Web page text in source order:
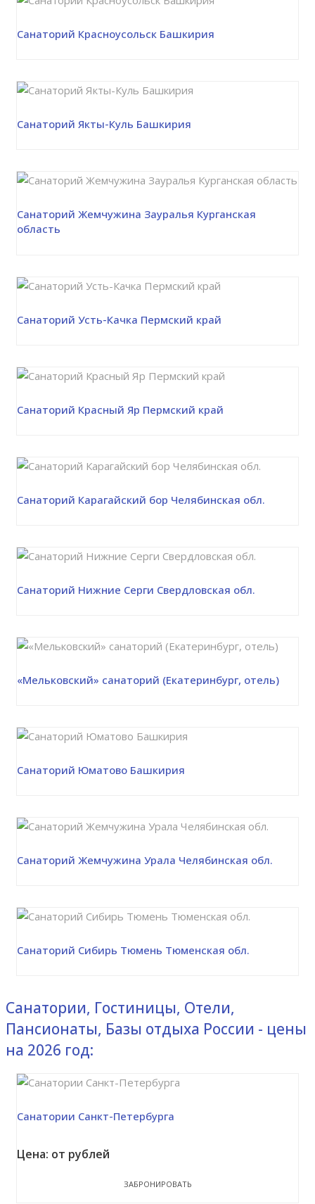
Санаторий Красноусольск Башкирия
Санаторий Якты-Куль Башкирия
Санаторий Жемчужина Зауралья Курганская
область
Санаторий Усть-Качка Пермский край
Санаторий Красный Яр Пермский край
Санаторий Карагайский бор Челябинская обл.
Санаторий Нижние Серги Свердловская обл.
«Мельковский» санаторий (Екатеринбург, отель)
Санаторий Юматово Башкирия
Санаторий Жемчужина Урала Челябинская обл.
Санаторий Сибирь Тюмень Тюменская обл.
Санатории, Гостиницы, Отели,
Пансионаты, Базы отдыха России - цены
на 2026 год:
Санатории Санкт-Петербурга
Цена: от рублей
ЗАБРОНИРОВАТЬ